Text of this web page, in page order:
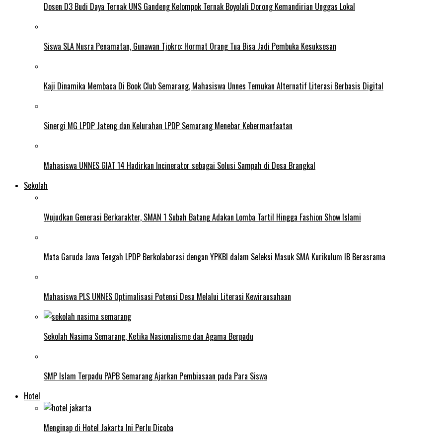
Dosen D3 Budi Daya Ternak UNS Gandeng Kelompok Ternak Boyolali Dorong Kemandirian Unggas Lokal
Siswa SLA Nusra Penamatan, Gunawan Tjokro: Hormat Orang Tua Bisa Jadi Pembuka Kesuksesan
Kaji Dinamika Membaca Di Book Club Semarang, Mahasiswa Unnes Temukan Alternatif Literasi Berbasis Digital
Sinergi MG LPDP Jateng dan Kelurahan LPDP Semarang Menebar Kebermanfaatan
Mahasiswa UNNES GIAT 14 Hadirkan Incinerator sebagai Solusi Sampah di Desa Brangkal
Sekolah
Wujudkan Generasi Berkarakter, SMAN 1 Subah Batang Adakan Lomba Tartil Hingga Fashion Show Islami
Mata Garuda Jawa Tengah LPDP Berkolaborasi dengan YPKBI dalam Seleksi Masuk SMA Kurikulum IB Berasrama
Mahasiswa PLS UNNES Optimalisasi Potensi Desa Melalui Literasi Kewirausahaan
Sekolah Nasima Semarang, Ketika Nasionalisme dan Agama Berpadu
SMP Islam Terpadu PAPB Semarang Ajarkan Pembiasaan pada Para Siswa
Hotel
Menginap di Hotel Jakarta Ini Perlu Dicoba